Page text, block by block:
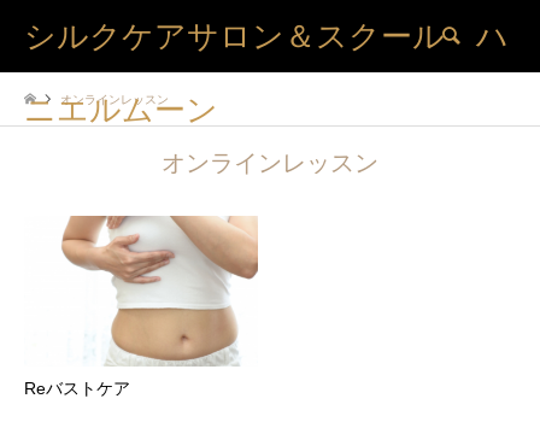
シルクケアサロン＆スクール ハ
ニエルムーン
検索
オンラインレッスン
オンラインレッスン
Reバストケア